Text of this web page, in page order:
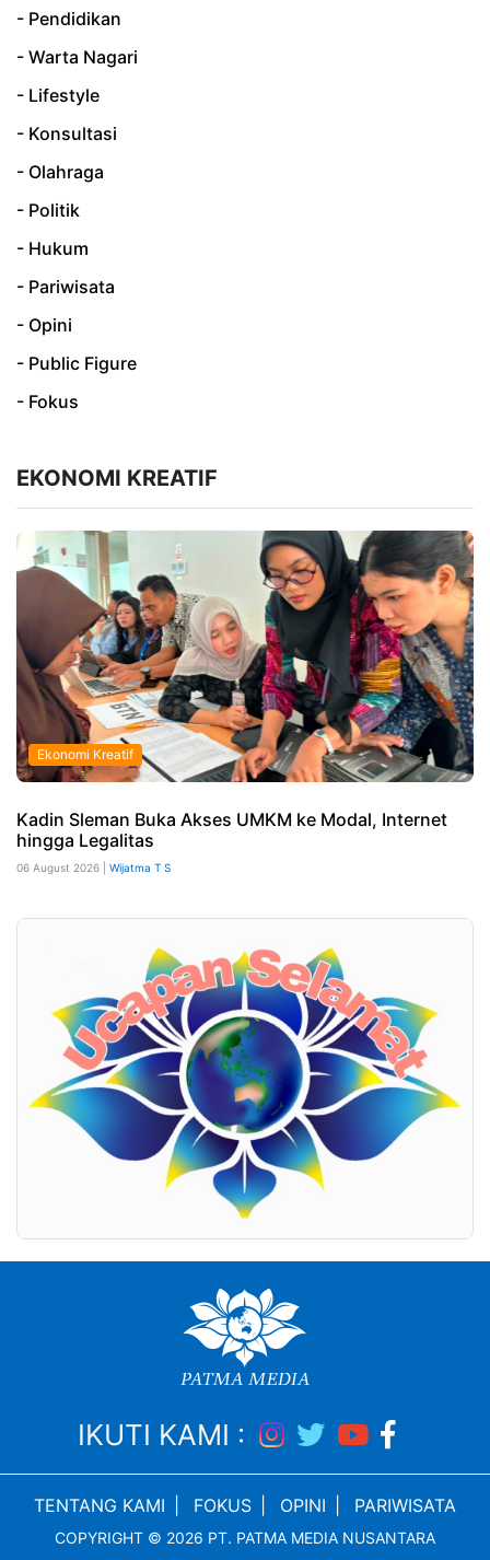
- Pendidikan
- Warta Nagari
- Lifestyle
- Konsultasi
- Olahraga
- Politik
- Hukum
- Pariwisata
- Opini
- Public Figure
- Fokus
EKONOMI KREATIF
Ekonomi Kreatif
Kadin Sleman Buka Akses UMKM ke Modal, Internet
hingga Legalitas
06 August 2026 | Wijatma T S
IKUTI KAMI :
TENTANG KAMI FOKUS OPINI PARIWISATA
COPYRIGHT © 2026 PT. PATMA MEDIA NUSANTARA